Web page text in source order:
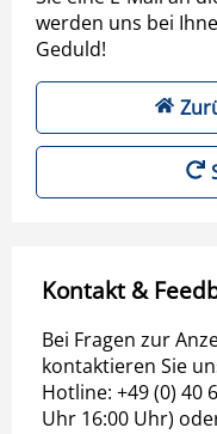
werden uns bei
Geduld!
Kontakt &
Bei Fragen zur
kontaktieren Sie
Hotline: +49 (0) 40
Uhr 16:00 Uhr)